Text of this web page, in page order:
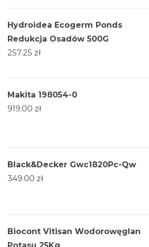
Hydroidea Ecogerm Ponds
Redukcja Osadów 500G
257.25 zł
Makita 198054-0
919.00 zł
Black&Decker Gwc1820Pc-Qw
349.00 zł
Biocont Vitisan Wodorowęglan